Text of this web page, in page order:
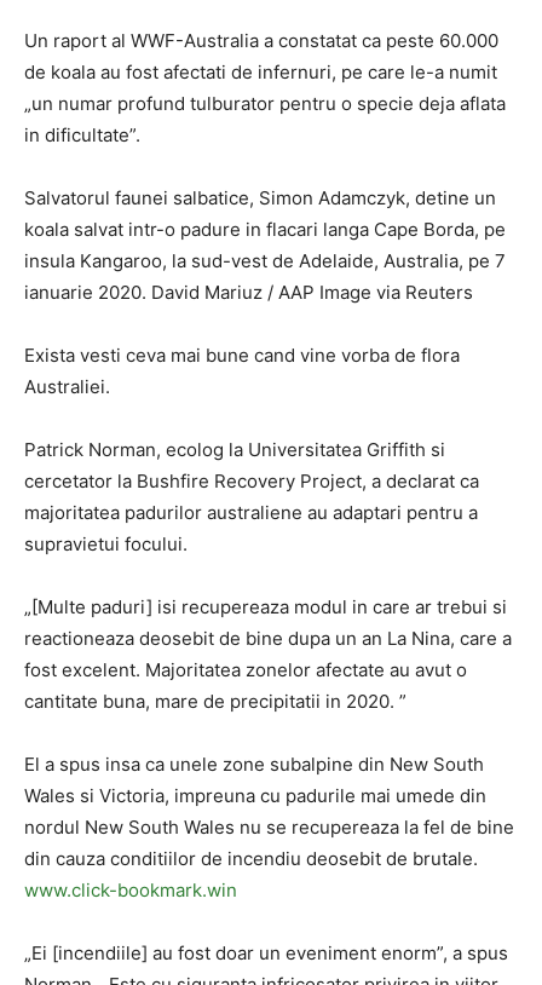
Un raport al WWF-Australia a constatat ca peste 60.000
de koala au fost afectati de infernuri, pe care le-a numit
„un numar profund tulburator pentru o specie deja aflata
in dificultate”.
Salvatorul faunei salbatice, Simon Adamczyk, detine un
koala salvat intr-o padure in flacari langa Cape Borda, pe
insula Kangaroo, la sud-vest de Adelaide, Australia, pe 7
ianuarie 2020. David Mariuz / AAP Image via Reuters
Exista vesti ceva mai bune cand vine vorba de flora
Australiei.
Patrick Norman, ecolog la Universitatea Griffith si
cercetator la Bushfire Recovery Project, a declarat ca
majoritatea padurilor australiene au adaptari pentru a
supravietui focului.
„[Multe paduri] isi recupereaza modul in care ar trebui si
reactioneaza deosebit de bine dupa un an La Nina, care a
fost excelent. Majoritatea zonelor afectate au avut o
cantitate buna, mare de precipitatii in 2020. ”
El a spus insa ca unele zone subalpine din New South
Wales si Victoria, impreuna cu padurile mai umede din
nordul New South Wales nu se recupereaza la fel de bine
din cauza conditiilor de incendiu deosebit de brutale.
www.click-bookmark.win
„Ei [incendiile] au fost doar un eveniment enorm”, a spus